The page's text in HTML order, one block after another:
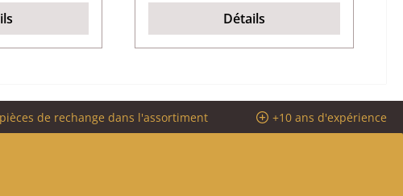
Détails
de rechange dans l'assortiment +10 ans d'expérience